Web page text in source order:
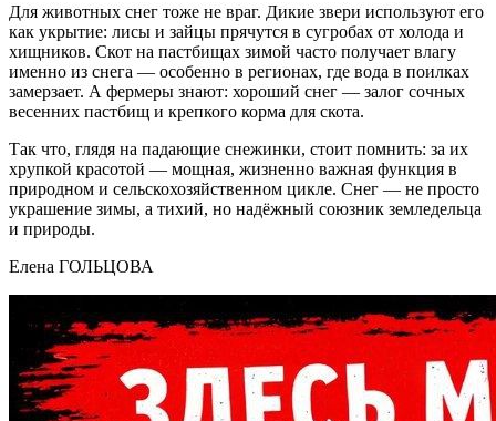
Для животных снег тоже не враг. Дикие звери используют его
как укрытие: лисы и зайцы прячутся в сугробах от холода и
хищников. Скот на пастбищах зимой часто получает влагу
именно из снега — особенно в регионах, где вода в поилках
замерзает. А фермеры знают: хороший снег — залог сочных
весенних пастбищ и крепкого корма для скота.
Так что, глядя на падающие снежинки, стоит помнить: за их
хрупкой красотой — мощная, жизненно важная функция в
природном и сельскохозяйственном цикле. Снег — не просто
украшение зимы, а тихий, но надёжный союзник земледельца
и природы.
Елена ГОЛЬЦОВА